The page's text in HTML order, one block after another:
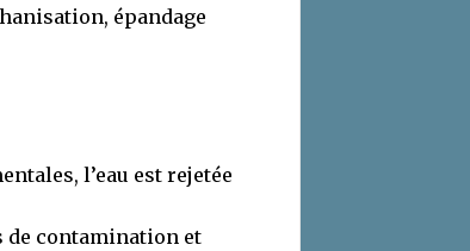
épandage
l’eau est rejetée
de contamination et